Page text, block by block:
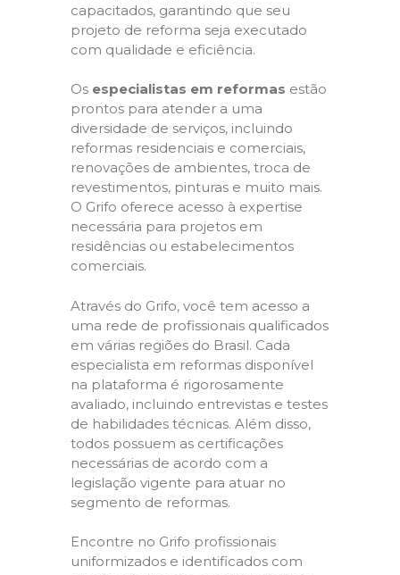
capacitados, garantindo que seu
projeto de reforma seja executado
com qualidade e eficiência.
Os especialistas em reformas estão
prontos para atender a uma
diversidade de serviços, incluindo
reformas residenciais e comerciais,
renovações de ambientes, troca de
revestimentos, pinturas e muito mais.
O Grifo oferece acesso à expertise
necessária para projetos em
residências ou estabelecimentos
comerciais.
Através do Grifo, você tem acesso a
uma rede de profissionais qualificados
em várias regiões do Brasil. Cada
especialista em reformas disponível
na plataforma é rigorosamente
avaliado, incluindo entrevistas e testes
de habilidades técnicas. Além disso,
todos possuem as certificações
necessárias de acordo com a
legislação vigente para atuar no
segmento de reformas.
Encontre no Grifo profissionais
uniformizados e identificados com